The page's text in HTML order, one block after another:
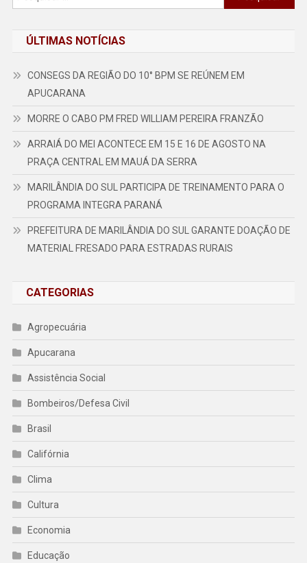
por:
ÚLTIMAS NOTÍCIAS
CONSEGS DA REGIÃO DO 10° BPM SE REÚNEM EM
APUCARANA
MORRE O CABO PM FRED WILLIAM PEREIRA FRANZÃO
ARRAIÁ DO MEI ACONTECE EM 15 E 16 DE AGOSTO NA
PRAÇA CENTRAL EM MAUÁ DA SERRA
MARILÂNDIA DO SUL PARTICIPA DE TREINAMENTO PARA O
PROGRAMA INTEGRA PARANÁ
PREFEITURA DE MARILÂNDIA DO SUL GARANTE DOAÇÃO DE
MATERIAL FRESADO PARA ESTRADAS RURAIS
CATEGORIAS
Agropecuária
Apucarana
Assistência Social
Bombeiros/Defesa Civil
Brasil
Califórnia
Clima
Cultura
Economia
Educação